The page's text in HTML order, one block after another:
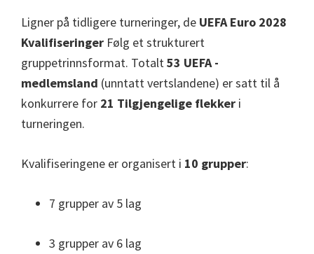
Ligner på tidligere turneringer, de UEFA Euro 2028
Kvalifiseringer Følg et strukturert
gruppetrinnsformat. Totalt53 UEFA -
medlemsland (unntatt vertslandene) er satt til å
konkurrere for 21 Tilgjengelige flekker i
turneringen.
Kvalifiseringene er organisert i 10 grupper:
7 grupper av 5 lag
3 grupper av 6 lag